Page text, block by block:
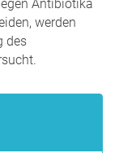
Antibiotika
werden
des